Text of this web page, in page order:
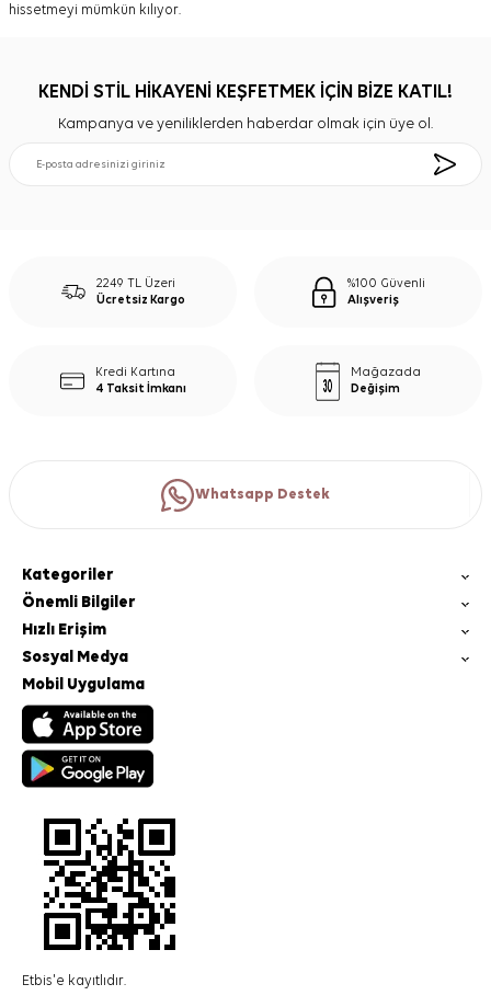
hissetmeyi mümkün kılıyor.
KENDİ STİL HİKAYENİ KEŞFETMEK İÇİN BİZE KATIL!
Kampanya ve yeniliklerden haberdar olmak için üye ol.
2249 TL Üzeri
Ücretsiz Kargo
%100 Güvenli
Alışveriş
Kredi Kartına
4 Taksit İmkanı
Mağazada
Değişim
Whatsapp Destek
Kategoriler
Önemli Bilgiler
Hızlı Erişim
Sosyal Medya
Mobil Uygulama
Etbis'e kayıtlıdır.